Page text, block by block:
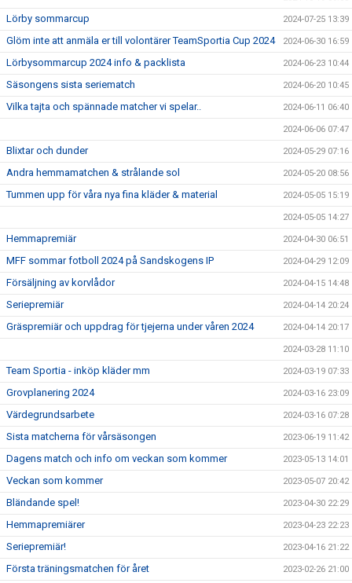
Lörby sommarcup 2024-07-25 13:39
Glöm inte att anmäla er till volontärer TeamSportia Cup 2024 2024-06-30 16:59
Lörbysommarcup 2024 info & packlista 2024-06-23 10:44
Säsongens sista seriematch 2024-06-20 10:45
Vilka tajta och spännade matcher vi spelar.. 2024-06-11 06:40
2024-06-06 07:47
Blixtar och dunder 2024-05-29 07:16
Andra hemmamatchen & strålande sol 2024-05-20 08:56
Tummen upp för våra nya fina kläder & material 2024-05-05 15:19
2024-05-05 14:27
Hemmapremiär 2024-04-30 06:51
MFF sommar fotboll 2024 på Sandskogens IP 2024-04-29 12:09
Försäljning av korvlådor 2024-04-15 14:48
Seriepremiär 2024-04-14 20:24
Gräspremiär och uppdrag för tjejerna under våren 2024 2024-04-14 20:17
2024-03-28 11:10
Team Sportia - inköp kläder mm 2024-03-19 07:33
Grovplanering 2024 2024-03-16 23:09
Värdegrundsarbete 2024-03-16 07:28
Sista matcherna för vårsäsongen 2023-06-19 11:42
Dagens match och info om veckan som kommer 2023-05-13 14:01
Veckan som kommer 2023-05-07 20:42
Bländande spel! 2023-04-30 22:29
Hemmapremiärer 2023-04-23 22:23
Seriepremiär! 2023-04-16 21:22
Första träningsmatchen för året 2023-02-26 21:00